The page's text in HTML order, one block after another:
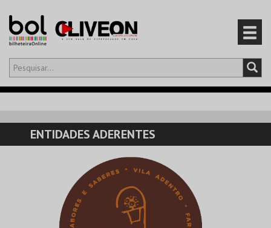
Olá,iniciar sessão
CARRINHO
EVENTOS
PRODUTOS
ENTIDADES ADERENTES